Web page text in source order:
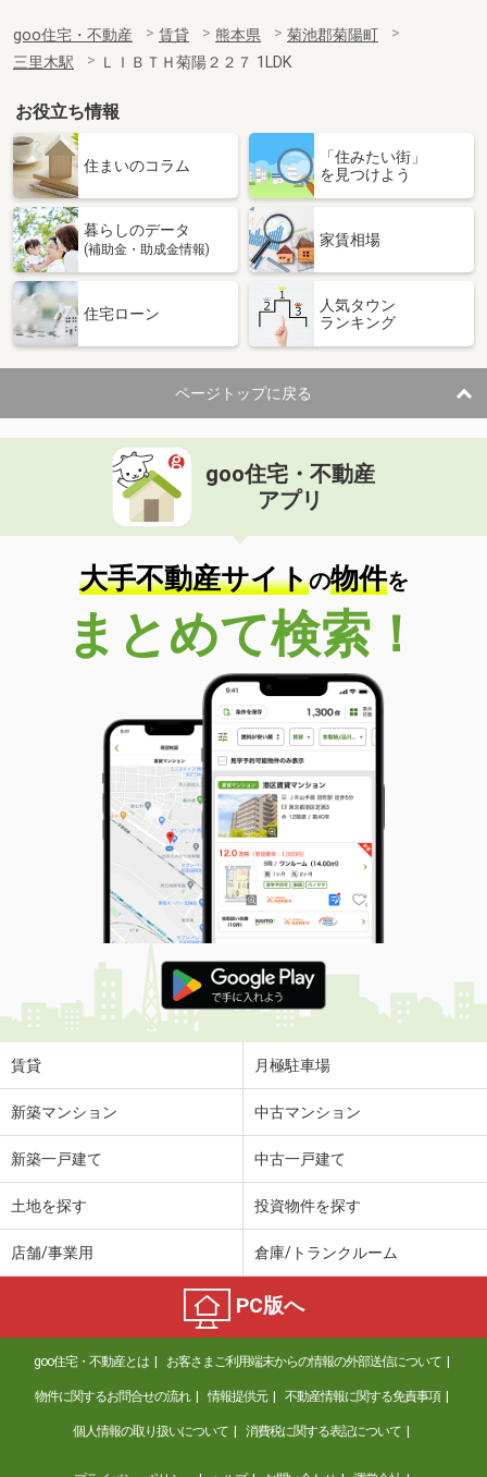
goo住宅・不動産 賃貸 熊本県
菊池郡菊陽町
三里木駅
ＬＩＢＴＨ菊陽２２７ 1LDK
お役立ち情報
住まいのコラム
「住みたい街」
を見つけよう
暮らしのデータ
(補助金・助成金情報)
家賃相場
住宅ローン
人気タウン
ランキング
ページトップに戻る
goo住宅・不動産
アプリ
大手不動産サイトの物件を
まとめて検索！
賃貸 月極駐車場
新築マンション 中古マンション
新築一戸建て 中古一戸建て
土地を探す 投資物件を探す
店舗/事業用 倉庫/トランクルーム
PC版へ
goo住宅・不動産とは お客さまご利用端末からの情報の外部送信について
物件に関するお問合せの流れ 情報提供元 不動産情報に関する免責事項
個人情報の取り扱いについて 消費税に関する表記について